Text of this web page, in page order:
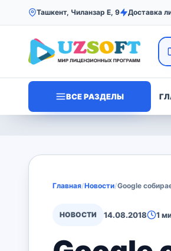
Ташкент, Чиланзар Е, 9 Доставка
ВСЕ РАЗДЕЛЫ
Главная/Новости/Google
НОВОСТИ 14.08.2018 1